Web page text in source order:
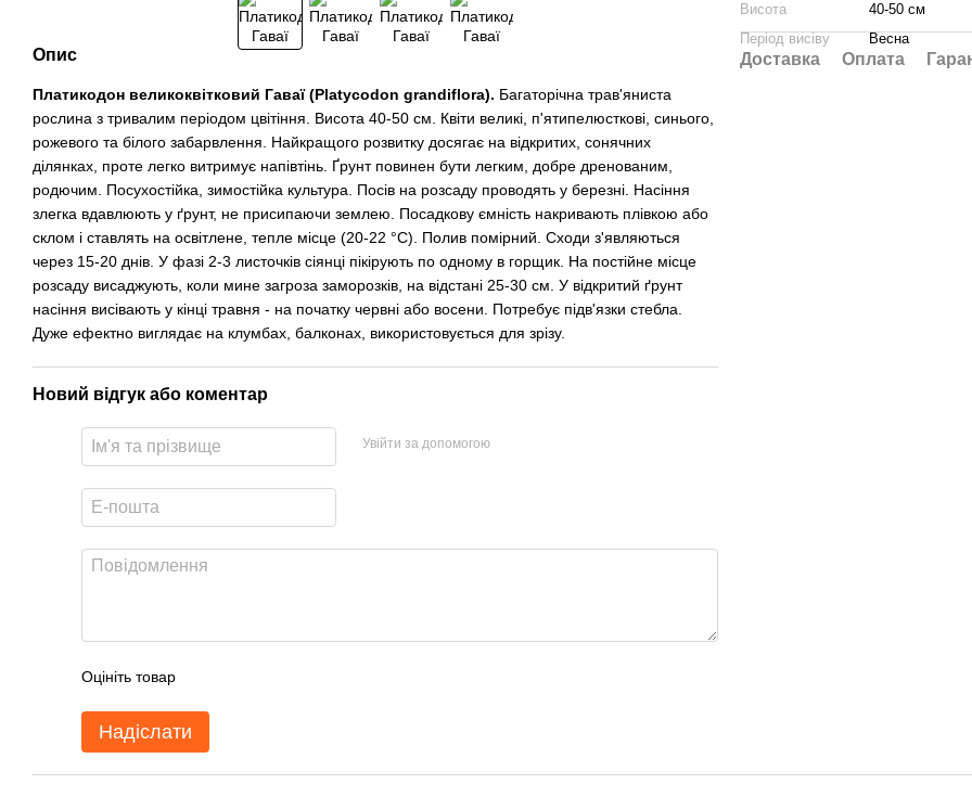
Опис
Платикодон великоквітковий Гаваї (Platycodon grandiflora). Багаторічна трав'яниста
рослина з тривалим періодом цвітіння. Висота 40-50 см. Квіти великі, п'ятипелюсткові, синього,
рожево­го та білого забарвлення. Найкращого розвитку досягає на відкри­тих, сонячних
ділянках, проте легко витримує напівтінь. Ґрунт повинен бути легким, добре дренованим,
родючим. Посухостій­ка, зимостійка культура. Посів на розсаду проводять у березні. Насіння
злегка вдавлюють у ґрунт, не присипаючи землею. Посад­кову ємність накривають плівкою або
склом і ставлять на освітле­не, тепле місце (20-22 °С). Полив помірний. Сходи з'являються
через 15-20 днів. У фазі 2-3 листочків сіянці пікірують по одному в горщик. На постійне місце
розсаду висаджують, коли мине загро­за заморозків, на відстані 25-30 см. У відкритий ґрунт
насіння висі­вають у кінці травня - на початку червні або восени. Потребує підв'язки стебла.
Дуже ефектно виглядає на клумбах, балконах, використовується для зрізу.
Новий відгук або коментар
Увійти за допомогою
Оцініть товар
Надіслати
Висота
40-50 см
Період висіву
Весна
Доставка Оплата